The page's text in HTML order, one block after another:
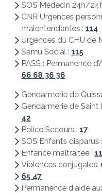
SOS Médecin 24h/
CNR Urgences
malentendantes : 114
Urgences du CHU de
Samu Social : 115
PASS : Permanence
66 68 36 36
Gendarmerie de
Gendarmerie de
42
Police Secours : 17
SOS Enfants disparus :
Enfance maltraitée :
Violences conjugales:
65 47
Permanence d'aide